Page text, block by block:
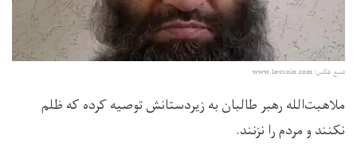
منبع عکس: www.la-croix.com
ملاهبت‌الله رهبر طالبان به زیردستانش توصیه کرده که ظلم
نکنند و مردم را نزنند.